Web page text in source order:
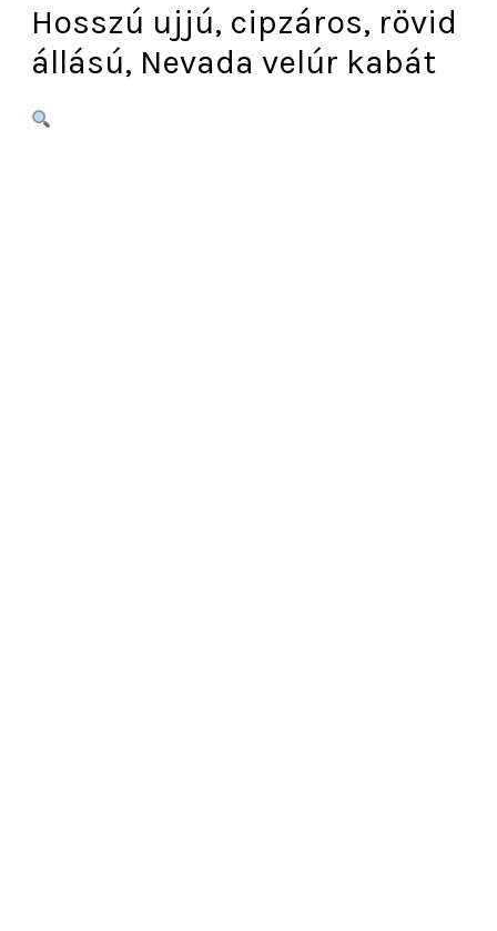
Hosszú ujjú, cipzáros, rövid
állású, Nevada velúr kabát